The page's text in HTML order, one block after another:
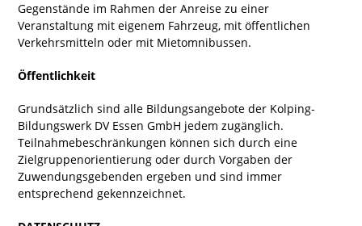
Gegenstände im Rahmen der Anreise zu einer
Veranstaltung mit eigenem Fahrzeug, mit öffentlichen
Verkehrsmitteln oder mit Mietomnibussen.
Öffentlichkeit
Grundsätzlich sind alle Bildungsangebote der Kolping-
Bildungswerk DV Essen GmbH jedem zugänglich.
Teilnahmebeschränkungen können sich durch eine
Zielgruppenorientierung oder durch Vorgaben der
Zuwendungsgebenden ergeben und sind immer
entsprechend gekennzeichnet.